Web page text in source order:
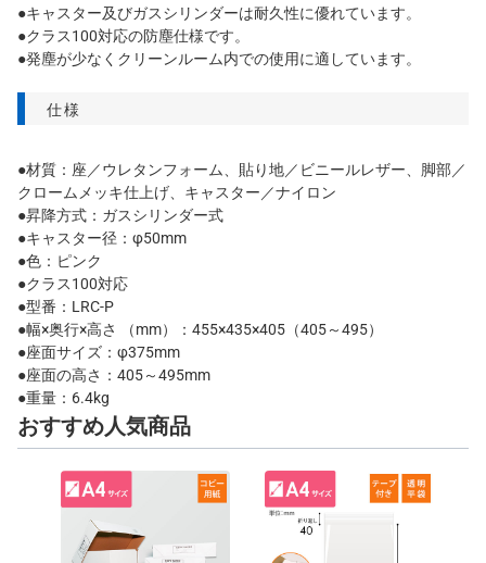
●キャスター及びガスシリンダーは耐久性に優れています。
●クラス100対応の防塵仕様です。
●発塵が少なくクリーンルーム内での使用に適しています。
仕様
●材質：座／ウレタンフォーム、貼り地／ビニールレザー、脚部／
クロームメッキ仕上げ、キャスター／ナイロン
●昇降方式：ガスシリンダー式
●キャスター径：φ50mm
●色：ピンク
●クラス100対応
●型番：LRC-P
●幅×奥行×高さ （mm）：455×435×405（405～495）
●座面サイズ：φ375mm
●座面の高さ：405～495mm
●重量：6.4kg
おすすめ人気商品